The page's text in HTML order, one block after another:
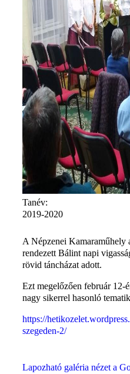
Tanév:
2019-2020
A Népzenei Kamaraműhely
rendezett Bálint napi
rövid táncházat adott.
Ezt megelőzően február
nagy sikerrel hasonló
https://
szegeden-2/
Lapozható galéria nézet a